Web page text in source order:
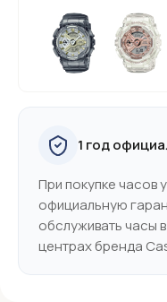
1 год
При покупке часов
официальную
обслуживать часы
центрах бренда